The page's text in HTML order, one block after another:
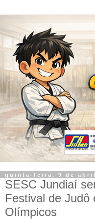
quinta-feira, 9 de abril
SESC Jundiaí
Festival de Judô
Olímpicos